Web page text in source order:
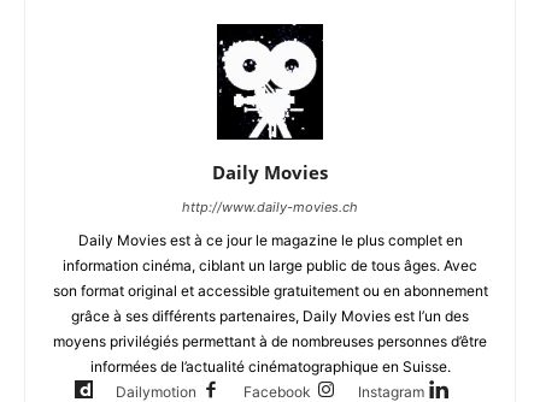
Daily Movies
http://www.daily-movies.ch
Daily Movies est à ce jour le magazine le plus complet en
information cinéma, ciblant un large public de tous âges. Avec
son format original et accessible gratuitement ou en abonnement
grâce à ses différents partenaires, Daily Movies est l’un des
moyens privilégiés permettant à de nombreuses personnes d’être
informées de l’actualité cinématographique en Suisse.
Dailymotion
Facebook
Instagram